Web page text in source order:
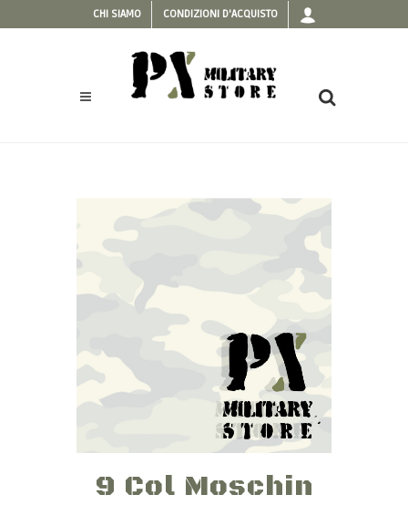
CHI SIAMO CONDIZIONI D'ACQUISTO
9 Col Moschin